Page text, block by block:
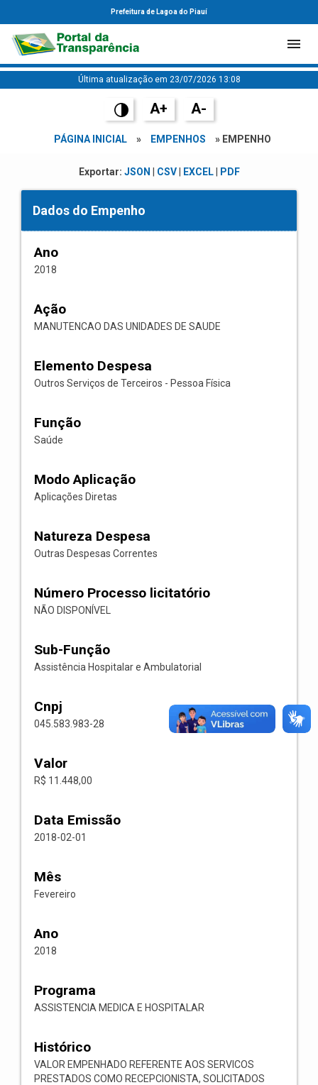
Prefeitura de Lagoa do Piauí
Última atualização em 23/07/2026 13:08
A+ A-
PÁGINA INICIAL » EMPENHOS » EMPENHO
Exportar: JSON CSV| EXCEL| PDF
Dados do Empenho
Ano
2018
Ação
MANUTENCAO DAS UNIDADES DE SAUDE
Elemento Despesa
Outros Serviços de Terceiros - Pessoa Física
Função
Saúde
Modo Aplicação
Aplicações Diretas
Natureza Despesa
Outras Despesas Correntes
Número Processo licitatório
NÃO DISPONÍVEL
Sub-Função
Assistência Hospitalar e Ambulatorial
Cnpj
045.583.983-28
Valor
R$ 11.448,00
Data Emissão
2018-02-01
Mês
Fevereiro
Ano
2018
Programa
ASSISTENCIA MEDICA E HOSPITALAR
Histórico
VALOR EMPENHADO REFERENTE AOS SERVICOS
PRESTADOS COMO RECEPCIONISTA, SOLICITADOS